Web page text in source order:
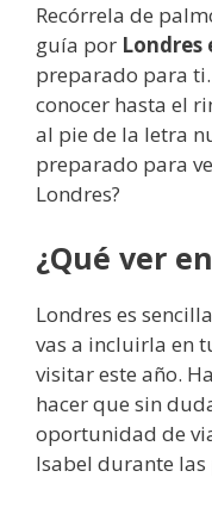
Recórrela de
guía por Londres
preparado para
conocer hasta el
al pie de la letra
preparado para
Londres?
¿Qué ver
Londres es
vas a incluirla en
visitar este año.
hacer que sin
oportunidad de
Isabel durante las